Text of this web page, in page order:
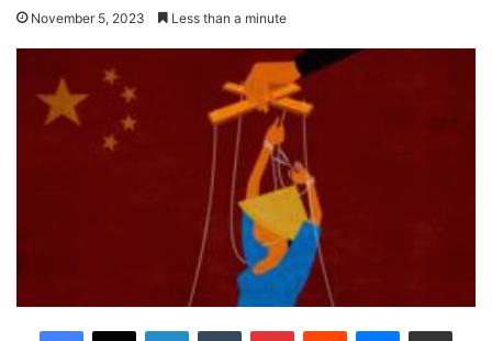
November 5, 2023 Less than a minute
LinkedInTumblr PinterestReddit Messenger
Share via Email